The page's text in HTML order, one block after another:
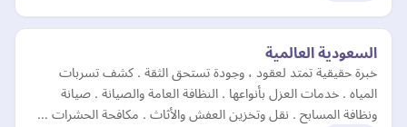
السعودية العالمية
خبرة حقيقية تمتد لعقود ، وجودة تستحق الثقة . كشف تسربات
المياه . خدمات العزل بأنواعها . النظافة العامة والصيانة . صيانة
ونظافة المسابح . نقل وتخزين العفش والأثاث . مكافحة الحشرات …